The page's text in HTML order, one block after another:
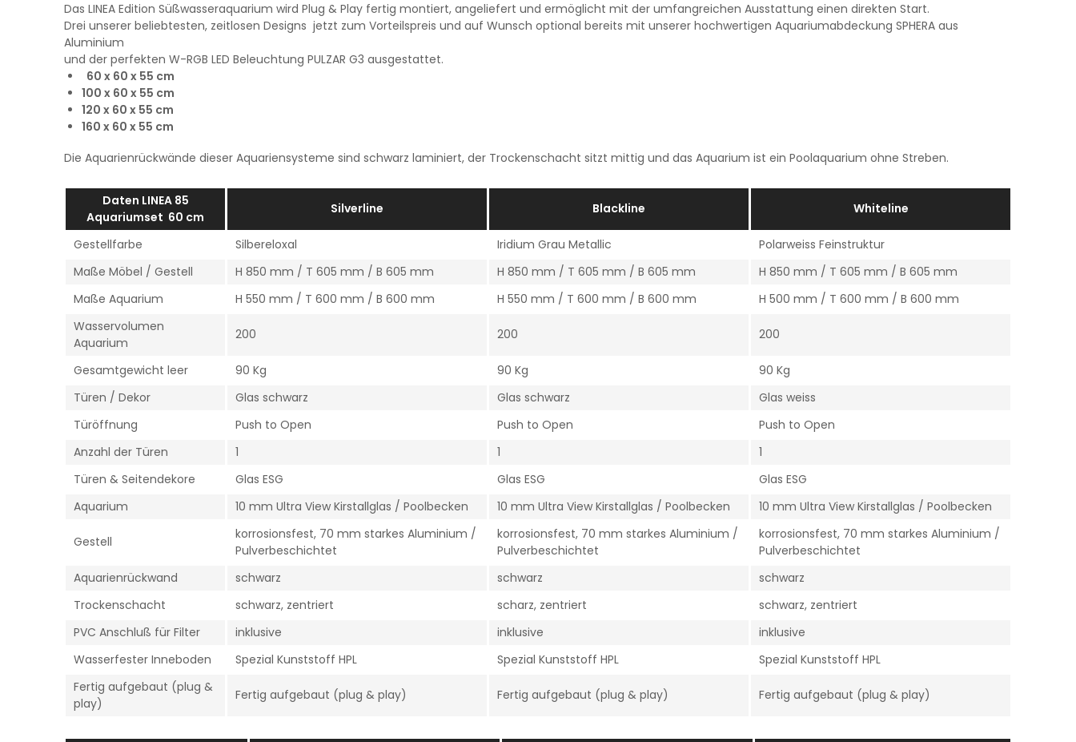
Das LINEA Edition Süßwasseraquarium wird Plug & Play fertig montiert, angeliefert und ermöglicht mit der umfangreichen Ausstattung einen direkten Start.
Drei unserer beliebtesten, zeitlosen Designs jetzt zum Vorteilspreis und auf Wunsch optional bereits mit unserer hochwertigen Aquariumabdeckung SPHERA aus
Aluminium
und der perfekten W-RGB LED Beleuchtung PULZAR G3 ausgestattet.
60 x 60 x 55 cm
100 x 60 x 55 cm
120 x 60 x 55 cm
160 x 60 x 55 cm
Die Aquarienrückwände dieser Aquariensysteme sind schwarz laminiert, der Trockenschacht sitzt mittig und das Aquarium ist ein Poolaquarium ohne Streben.
Daten LINEA 85
Aquariumset 60 cm
Silverline Blackline Whiteline
Gestellfarbe Silbereloxal Iridium Grau Metallic
Polarweiss Feinstruktur
Maße Möbel / Gestell
H 850 mm / T 605 mm / B 605 mm H 850 mm / T 605 mm / B 605 mm
H 850 mm / T 605 mm / B 605 mm
Maße Aquarium
H 550 mm / T 600 mm / B 600 mm H 550 mm / T 600 mm / B 600 mm
H 500 mm / T 600 mm / B 600 mm
Wasservolumen
Aquarium
200 200 200
Gesamtgewicht leer 90 Kg 90 Kg
90 Kg
Türen / Dekor
Glas schwarz Glas schwarz
Glas weiss
Türöffnung
Push to Open Push to Open
Push to Open
Anzahl der Türen
1 1
1
Türen & Seitendekore
Glas ESG Glas ESG
Glas ESG
Aquarium
10 mm Ultra View Kirstallglas / Poolbecken 10 mm Ultra View Kirstallglas / Poolbecken 10 mm Ultra View Kirstallglas / Poolbecken
Gestell
korrosionsfest, 70 mm starkes Aluminium /
Pulverbeschichtet
korrosionsfest, 70 mm starkes Aluminium /
Pulverbeschichtet
korrosionsfest, 70 mm starkes Aluminium /
Pulverbeschichtet
Aquarienrückwand
schwarz schwarz
schwarz
Trockenschacht
schwarz, zentriert scharz, zentriert
schwarz, zentriert
PVC Anschluß für Filter
inklusive inklusive
inklusive
Wasserfester Inneboden
Spezial Kunststoff HPL Spezial Kunststoff HPL
Spezial Kunststoff HPL
Fertig aufgebaut (plug &
play)
Fertig aufgebaut (plug & play) Fertig aufgebaut (plug & play) Fertig aufgebaut (plug & play)